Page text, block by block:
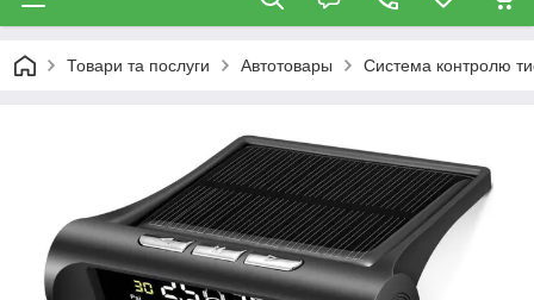
Товари та послуги Автотовары Система контролю